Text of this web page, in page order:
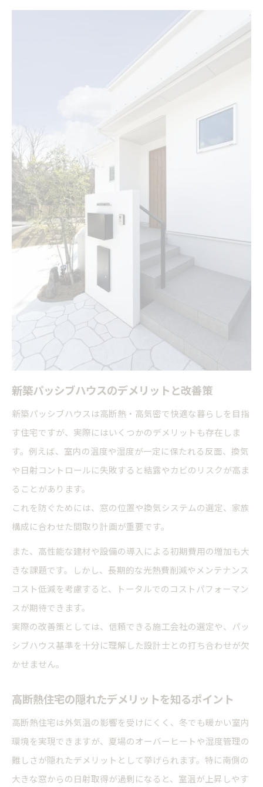
新築パッシブハウスのデメリットと改善策
新築パッシブハウスは高断熱・高気密で快適な暮らしを目指
す住宅ですが、実際にはいくつかのデメリットも存在しま
す。例えば、室内の温度や湿度が一定に保たれる反面、換気
や日射コントロールに失敗すると結露やカビのリスクが高ま
ることがあります。
これを防ぐためには、窓の位置や換気システムの選定、家族
構成に合わせた間取り計画が重要です。
また、高性能な建材や設備の導入による初期費用の増加も大
きな課題です。しかし、長期的な光熱費削減やメンテナンス
コスト低減を考慮すると、トータルでのコストパフォーマン
スが期待できます。
実際の改善策としては、信頼できる施工会社の選定や、パッ
シブハウス基準を十分に理解した設計士との打ち合わせが欠
かせません。
高断熱住宅の隠れたデメリットを知るポイント
高断熱住宅は外気温の影響を受けにくく、冬でも暖かい室内
環境を実現できますが、夏場のオーバーヒートや湿度管理の
難しさが隠れたデメリットとして挙げられます。特に南側の
大きな窓からの日射取得が過剰になると、室温が上昇しやす